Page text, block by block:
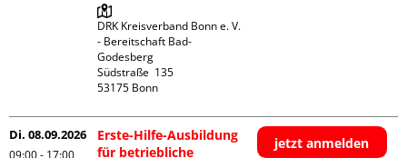
DRK Kreisverband Bonn e. V.
- Bereitschaft Bad-
Godesberg
Südstraße  135
Di. 08.09.2026
09:00 - 17:00
Erste-Hilfe-Ausbildung
für betriebliche
jetzt anmelden